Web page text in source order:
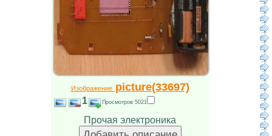
Изображениеpicture(33697)
1 Просмотров 5021
Прочая электроника